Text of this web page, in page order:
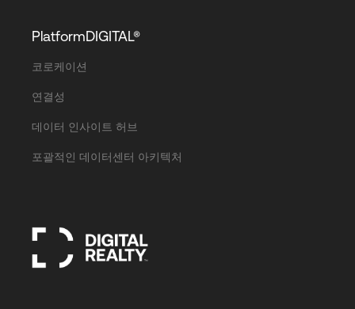
PlatformDIGITAL®
코로케이션
연결성
데이터 인사이트 허브
포괄적인 데이터센터 아키텍처